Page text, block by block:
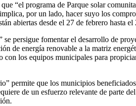
“el programa de Parque solar
por un lado, hacer suyo los
abiertas desde el 27 de febrero hasta
persigue fomentar el desarrollo de
de energía renovable a la matriz
los equipos municipales para
permite que los municipios
de un esfuerzo relevante de parte